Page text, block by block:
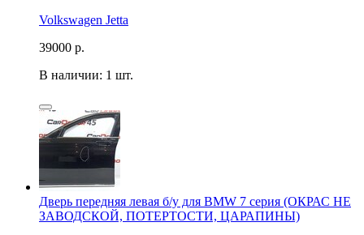
Volkswagen Jetta
39000 р.
В наличии: 1 шт.
Дверь передняя левая б/у для BMW 7 серия (ОКРАС НЕ
ЗАВОДСКОЙ, ПОТЕРТОСТИ, ЦАРАПИНЫ)